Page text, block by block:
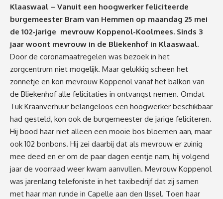
Klaaswaal – Vanuit een hoogwerker feliciteerde
burgemeester Bram van Hemmen op maandag 25 mei
de 102-jarige mevrouw Koppenol-Koolmees. Sinds 3
jaar woont mevrouw in de Bliekenhof in Klaaswaal.
Door de coronamaatregelen was bezoek in het
zorgcentrum niet mogelijk. Maar gelukkig scheen het
zonnetje en kon mevrouw Koppenol vanaf het balkon van
de Bliekenhof alle felicitaties in ontvangst nemen. Omdat
Tuk Kraanverhuur belangeloos een hoogwerker beschikbaar
had gesteld, kon ook de burgemeester de jarige feliciteren.
Hij bood haar niet alleen een mooie bos bloemen aan, maar
ook 102 bonbons. Hij zei daarbij dat als mevrouw er zuinig
mee deed en er om de paar dagen eentje nam, hij volgend
jaar de voorraad weer kwam aanvullen. Mevrouw Koppenol
was jarenlang telefoniste in het taxibedrijf dat zij samen
met haar man runde in Capelle aan den IJssel. Toen haar